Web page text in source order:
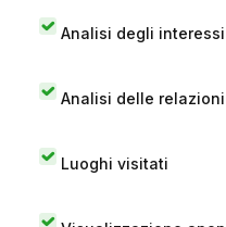
Analisi degli
Analisi delle relazioni
Luoghi visitati